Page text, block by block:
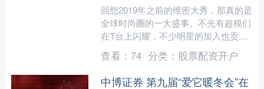
回想2019年之前的维密大秀，那真的是
全球时尚圈的一大盛事。不光有超模们
在T台上闪耀，不少明星的加入也贡献
了许多经典瞬间。 不过2019年之
后，“维密大秀”这几....
查看： 74 分类： 股票配资开户
中博证券 第九届“爱它暖冬会”在